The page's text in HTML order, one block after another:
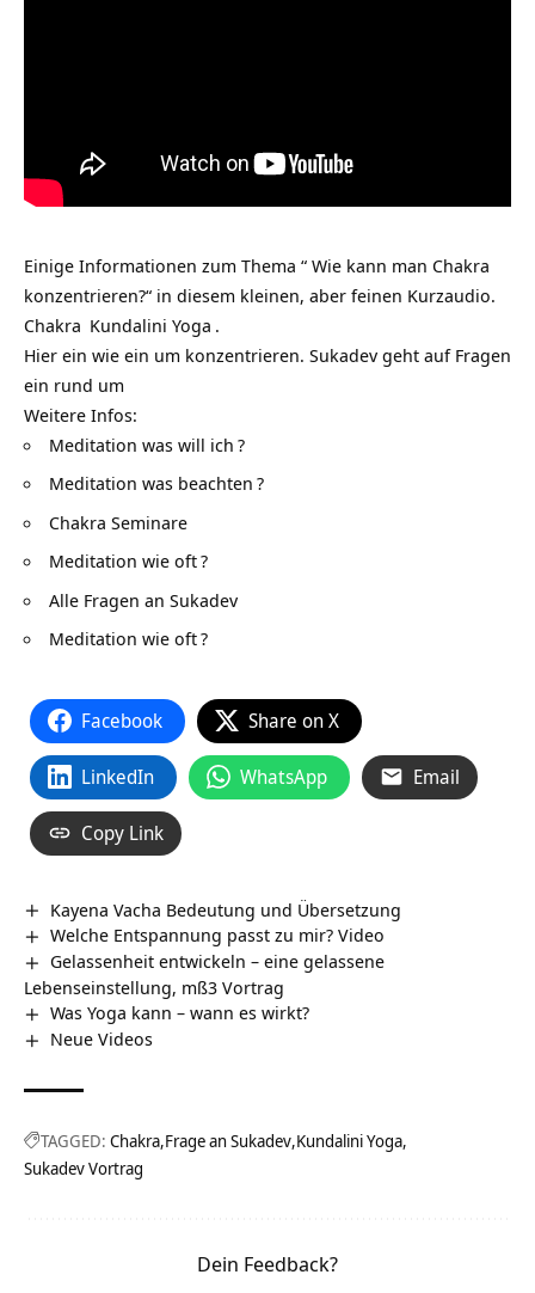
Einige Informationen zum Thema “ Wie kann man Chakra
konzentrieren?“ in diesem kleinen, aber feinen Kurzaudio.
Chakra Kundalini Yoga .
Hier ein wie ein um konzentrieren. Sukadev geht auf Fragen
ein rund um
Weitere Infos:
Meditation was will ich ?
Meditation was beachten ?
Chakra Seminare
Meditation wie oft?
Alle Fragen an Sukadev
Meditation wie oft?
Facebook Share on X
LinkedIn WhatsApp Email
Copy Link
Kayena Vacha Bedeutung und Übersetzung
Welche Entspannung passt zu mir? Video
Gelassenheit entwickeln – eine gelassene
Lebenseinstellung, mß3 Vortrag
Was Yoga kann – wann es wirkt?
Neue Videos
TAGGED: Chakra Frage an Sukadev Kundalini Yoga
Sukadev Vortrag
Dein Feedback?